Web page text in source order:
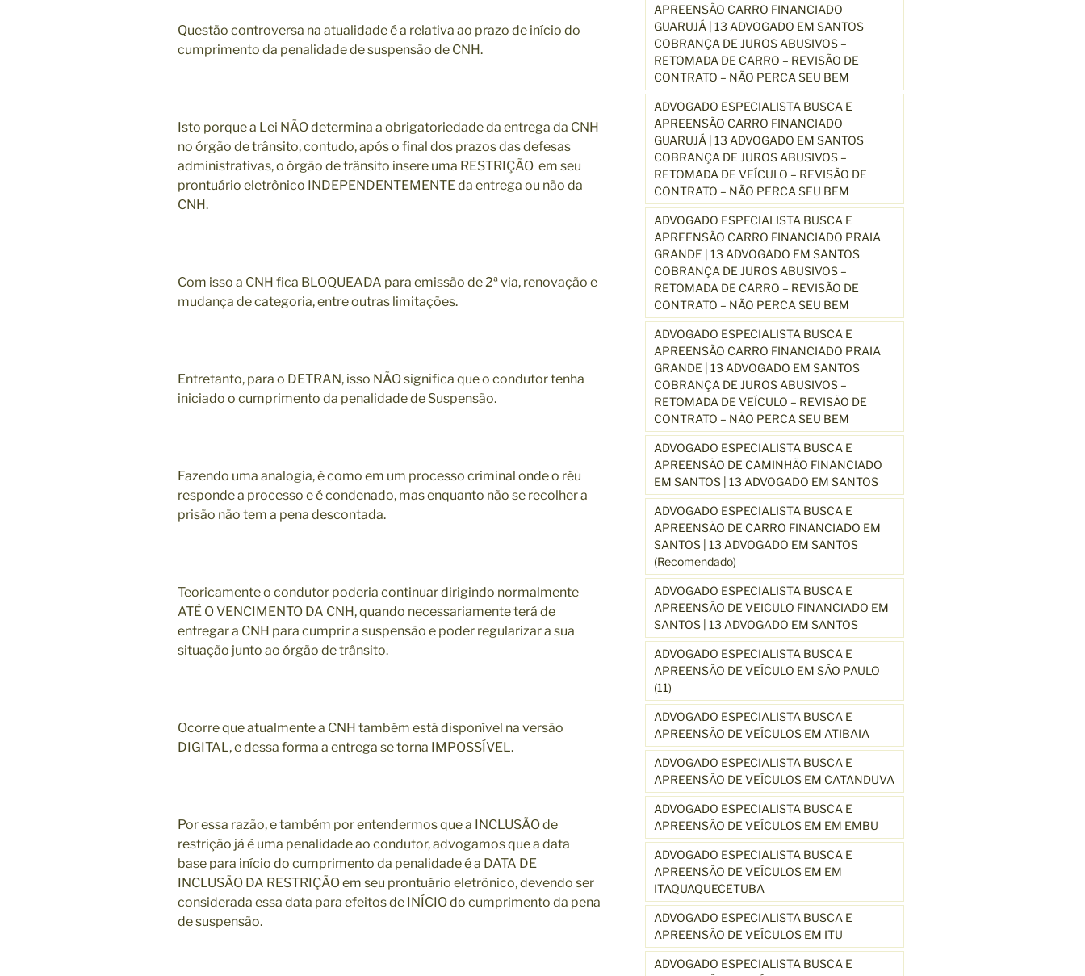
Questão controversa na atualidade é a relativa ao prazo de início do
cumprimento da penalidade de suspensão de CNH.
Isto porque a Lei NÃO determina a obrigatoriedade da entrega da CNH
no órgão de trânsito, contudo, após o final dos prazos das defesas
administrativas, o órgão de trânsito insere uma RESTRIÇÃO em seu
prontuário eletrônico INDEPENDENTEMENTE da entrega ou não da
CNH.
Com isso a CNH fica BLOQUEADA para emissão de 2ª via, renovação e
mudança de categoria, entre outras limitações.
Entretanto, para o DETRAN, isso NÃO significa que o condutor tenha
iniciado o cumprimento da penalidade de Suspensão.
Fazendo uma analogia, é como em um processo criminal onde o réu
responde a processo e é condenado, mas enquanto não se recolher a
prisão não tem a pena descontada.
Teoricamente o condutor poderia continuar dirigindo normalmente
ATÉ O VENCIMENTO DA CNH, quando necessariamente terá de
entregar a CNH para cumprir a suspensão e poder regularizar a sua
situação junto ao órgão de trânsito.
Ocorre que atualmente a CNH também está disponível na versão
DIGITAL, e dessa forma a entrega se torna IMPOSSÍVEL.
Por essa razão, e também por entendermos que a INCLUSÃO de
restrição já é uma penalidade ao condutor, advogamos que a data
base para início do cumprimento da penalidade é a DATA DE
INCLUSÃO DA RESTRIÇÃO em seu prontuário eletrônico, devendo ser
considerada essa data para efeitos de INÍCIO do cumprimento da pena
de suspensão.
APREENSÃO CARRO FINANCIADO
GUARUJÁ | 13 ADVOGADO EM SANTOS
COBRANÇA DE JUROS ABUSIVOS –
RETOMADA DE CARRO – REVISÃO DE
CONTRATO – NÃO PERCA SEU BEM
ADVOGADO ESPECIALISTA BUSCA E
APREENSÃO CARRO FINANCIADO
GUARUJÁ | 13 ADVOGADO EM SANTOS
COBRANÇA DE JUROS ABUSIVOS –
RETOMADA DE VEÍCULO – REVISÃO DE
CONTRATO – NÃO PERCA SEU BEM
ADVOGADO ESPECIALISTA BUSCA E
APREENSÃO CARRO FINANCIADO PRAIA
GRANDE | 13 ADVOGADO EM SANTOS
COBRANÇA DE JUROS ABUSIVOS –
RETOMADA DE CARRO – REVISÃO DE
CONTRATO – NÃO PERCA SEU BEM
ADVOGADO ESPECIALISTA BUSCA E
APREENSÃO CARRO FINANCIADO PRAIA
GRANDE | 13 ADVOGADO EM SANTOS
COBRANÇA DE JUROS ABUSIVOS –
RETOMADA DE VEÍCULO – REVISÃO DE
CONTRATO – NÃO PERCA SEU BEM
ADVOGADO ESPECIALISTA BUSCA E
APREENSÃO DE CAMINHÃO FINANCIADO
EM SANTOS | 13 ADVOGADO EM SANTOS
ADVOGADO ESPECIALISTA BUSCA E
APREENSÃO DE CARRO FINANCIADO EM
SANTOS | 13 ADVOGADO EM SANTOS
(Recomendado)
ADVOGADO ESPECIALISTA BUSCA E
APREENSÃO DE VEICULO FINANCIADO EM
SANTOS | 13 ADVOGADO EM SANTOS
ADVOGADO ESPECIALISTA BUSCA E
APREENSÃO DE VEÍCULO EM SÃO PAULO
(11)
ADVOGADO ESPECIALISTA BUSCA E
APREENSÃO DE VEÍCULOS EM ATIBAIA
ADVOGADO ESPECIALISTA BUSCA E
APREENSÃO DE VEÍCULOS EM CATANDUVA
ADVOGADO ESPECIALISTA BUSCA E
APREENSÃO DE VEÍCULOS EM EM EMBU
ADVOGADO ESPECIALISTA BUSCA E
APREENSÃO DE VEÍCULOS EM EM
ITAQUAQUECETUBA
ADVOGADO ESPECIALISTA BUSCA E
APREENSÃO DE VEÍCULOS EM ITU
ADVOGADO ESPECIALISTA BUSCA E